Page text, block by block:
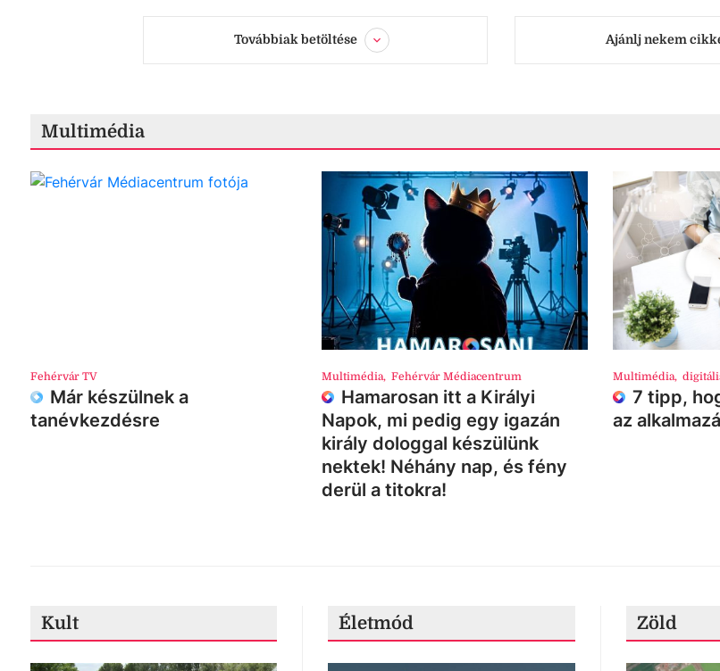
Továbbiak betöltése Ajánlj nekem
Multimédia
Fehérvár TV
Már készülnek a
tanévkezdésre
Multimédia, Fehérvár Médiacentrum
Hamarosan itt a Királyi
Napok, mi pedig egy igazán
király dologgal készülünk
nektek! Néhány nap, és fény
derül a titokra!
Multimédia,
7 tipp,
az
Kult Életmód Zöld